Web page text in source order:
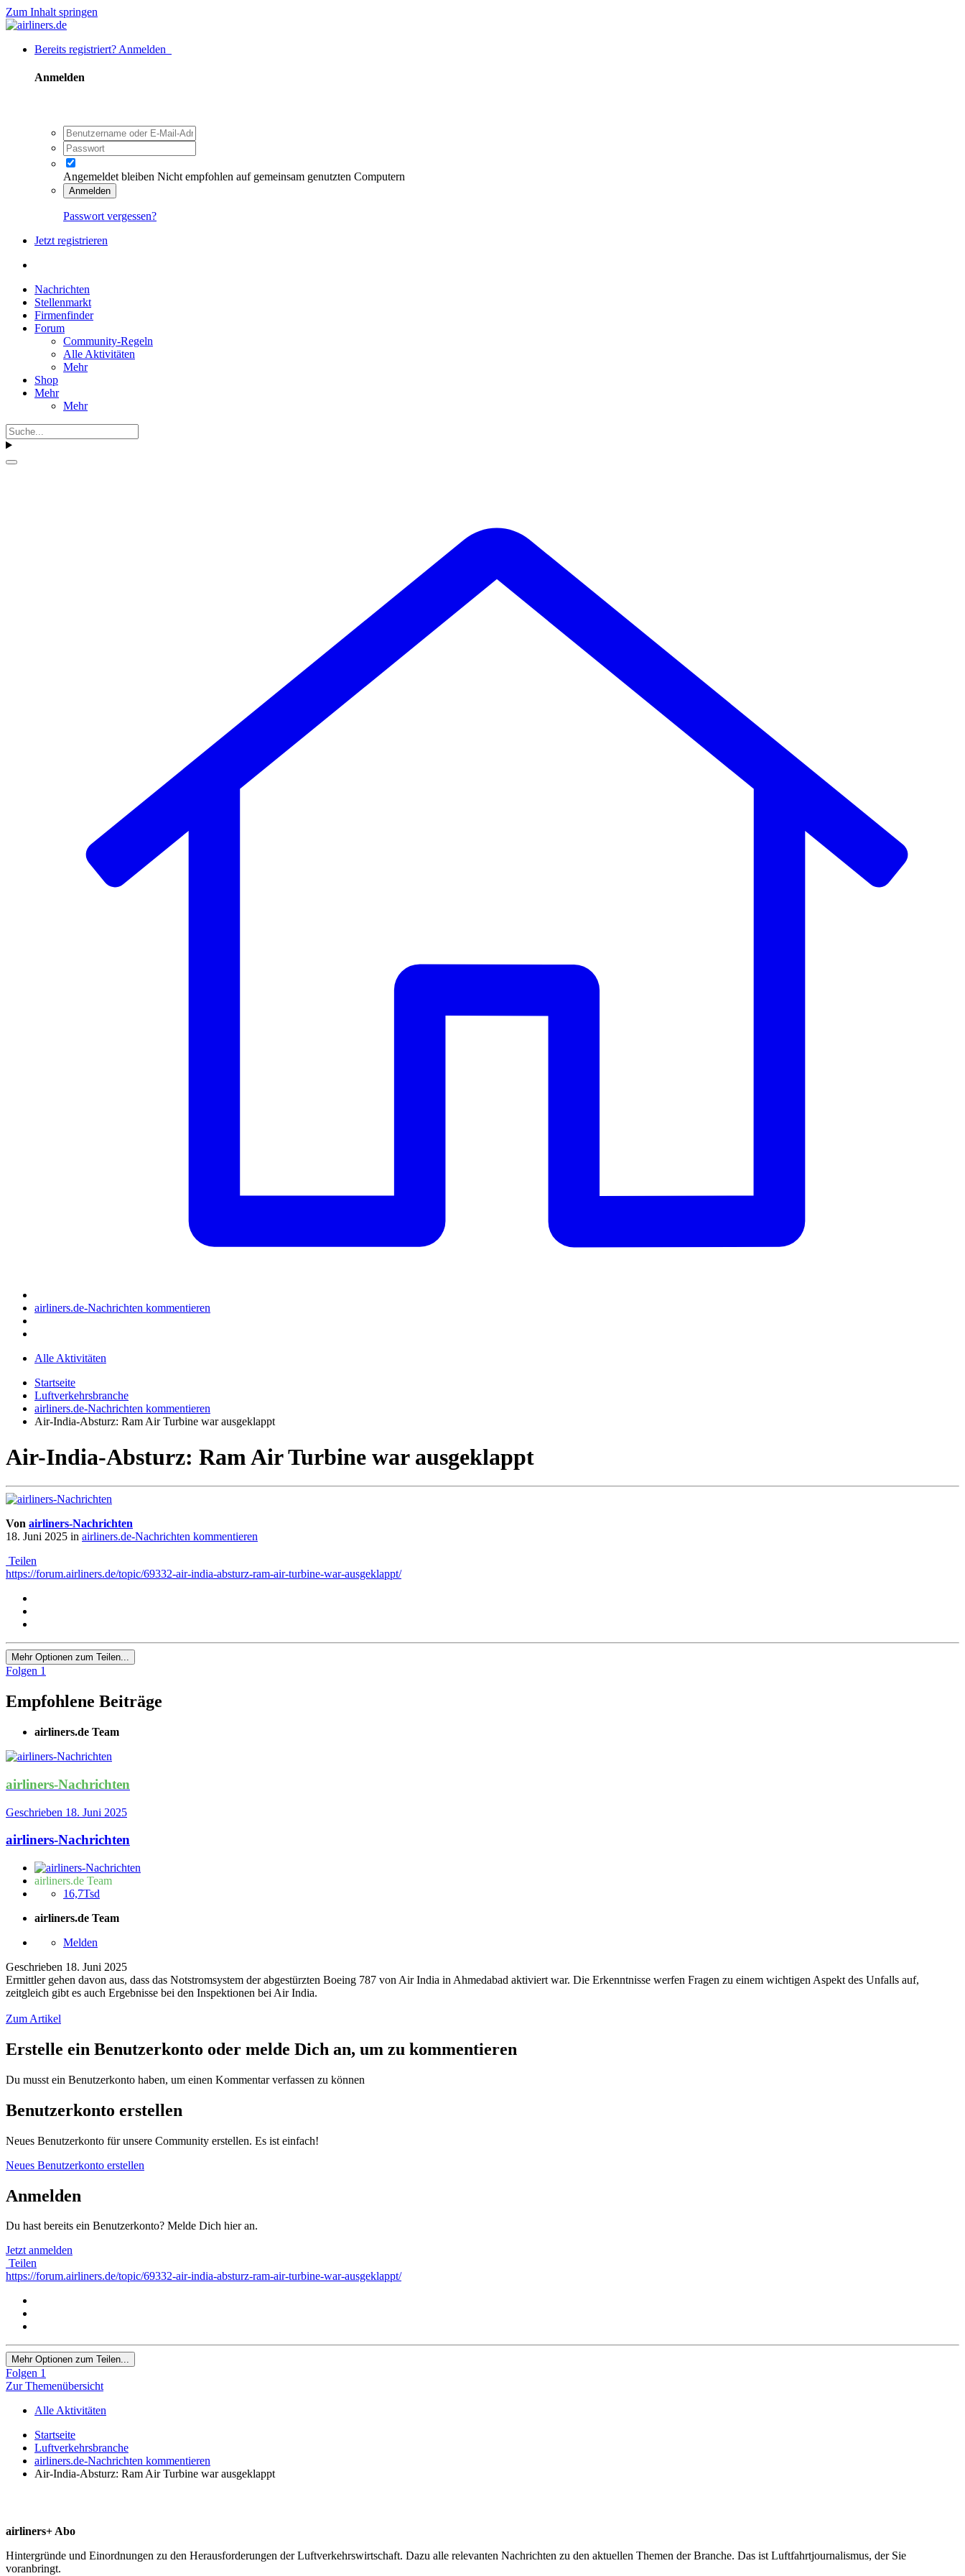
Zum Inhalt springen
Bereits registriert? Anmelden
Anmelden
Angemeldet bleiben Nicht empfohlen auf gemeinsam genutzten Computern
Anmelden
Passwort vergessen?
Jetzt registrieren
Nachrichten
Stellenmarkt
Firmenfinder
Forum
Community-Regeln
Alle Aktivitäten
Mehr
Shop
Mehr
Mehr
airliners.de-Nachrichten kommentieren
Alle Aktivitäten
Startseite
Luftverkehrsbranche
airliners.de-Nachrichten kommentieren
Air-India-Absturz: Ram Air Turbine war ausgeklappt
Air-India-Absturz: Ram Air Turbine war ausgeklappt
Von airliners-Nachrichten
18. Juni 2025 in airliners.de-Nachrichten kommentieren
Teilen
https://forum.airliners.de/topic/69332-air-india-absturz-ram-air-turbine-war-ausgeklappt/
Mehr Optionen zum Teilen...
Folgen 1
Empfohlene Beiträge
airliners.de Team
airliners-Nachrichten
Geschrieben 18. Juni 2025
airliners-Nachrichten
airliners.de Team
16,7Tsd
airliners.de Team
Melden
Geschrieben 18. Juni 2025
Ermittler gehen davon aus, dass das Notstromsystem der abgestürzten Boeing 787 von Air India in Ahmedabad aktiviert war. Die Erkenntnisse werfen Fragen zu einem wichtigen Aspekt des Unfalls auf,
zeitgleich gibt es auch Ergebnisse bei den Inspektionen bei Air India.
Zum Artikel
Erstelle ein Benutzerkonto oder melde Dich an, um zu kommentieren
Du musst ein Benutzerkonto haben, um einen Kommentar verfassen zu können
Benutzerkonto erstellen
Neues Benutzerkonto für unsere Community erstellen. Es ist einfach!
Neues Benutzerkonto erstellen
Anmelden
Du hast bereits ein Benutzerkonto? Melde Dich hier an.
Jetzt anmelden
Teilen
https://forum.airliners.de/topic/69332-air-india-absturz-ram-air-turbine-war-ausgeklappt/
Mehr Optionen zum Teilen...
Folgen 1
Zur Themenübersicht
Alle Aktivitäten
Startseite
Luftverkehrsbranche
airliners.de-Nachrichten kommentieren
Air-India-Absturz: Ram Air Turbine war ausgeklappt
airliners+ Abo
Hintergründe und Einordnungen zu den Herausforderungen der Luftverkehrswirtschaft. Dazu alle relevanten Nachrichten zu den aktuellen Themen der Branche. Das ist Luftfahrtjournalismus, der Sie
voranbringt.